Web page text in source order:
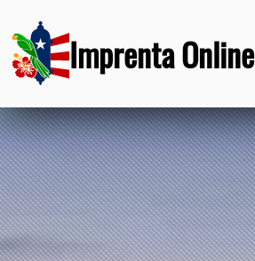
Imprenta Online